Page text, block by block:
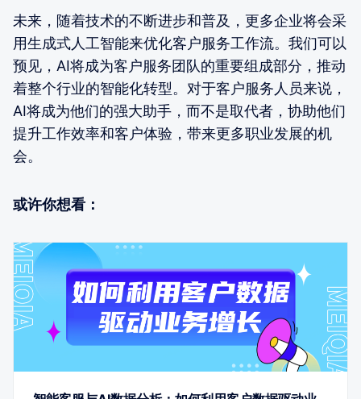
未来，随着技术的不断进步和普及，更多企业将会采
用生成式人工智能来优化客户服务工作流。我们可以
预见，AI将成为客户服务团队的重要组成部分，推动
着整个行业的智能化转型。对于客户服务人员来说，
AI将成为他们的强大助手，而不是取代者，协助他们
提升工作效率和客户体验，带来更多职业发展的机
会。
或许你想看：